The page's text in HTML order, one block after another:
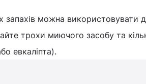
запахів можна використовувати
трохи миючого засобу та
евкаліпта).